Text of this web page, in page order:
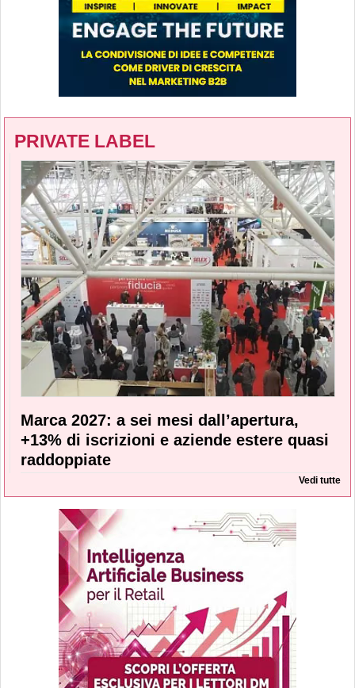
PRIVATE LABEL
Marca 2027: a sei mesi dall’apertura,
+13% di iscrizioni e aziende estere quasi
raddoppiate
Vedi tutte